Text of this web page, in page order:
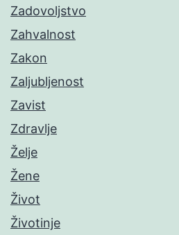
Zadovoljstvo
Zahvalnost
Zakon
Zaljubljenost
Zavist
Zdravlje
Želje
Žene
Život
Životinje